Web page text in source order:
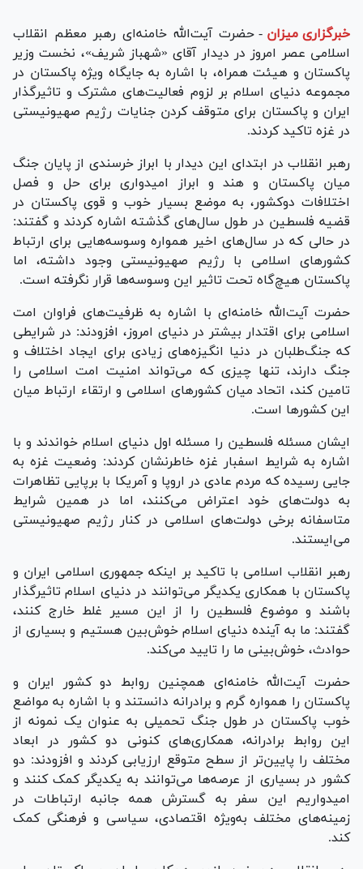
خبرگزاری میزان - حضرت آیت‌الله خامنه‌ای رهبر معظم انقلاب
اسلامی عصر امروز در دیدار آقای «شهباز شریف»، نخست وزیر
پاکستان و هیئت همراه، با اشاره به جایگاه ویژه پاکستان در
مجموعه دنیای اسلام بر لزوم فعالیت‌های مشترک و تاثیرگذار
ایران و پاکستان برای متوقف کردن جنایات رژیم صهیونیستی
در غزه تاکید کردند.
رهبر انقلاب در ابتدای این دیدار با ابراز خرسندی از پایان جنگ
میان پاکستان و هند و ابراز امیدواری برای حل و فصل
اختلافات دوکشور، به موضع بسیار خوب و قوی پاکستان در
قضیه فلسطین در طول سال‌های گذشته اشاره کردند و گفتند:
در حالی که در سال‌های اخیر همواره وسوسه‌هایی برای ارتباط
کشور‌های اسلامی با رژیم صهیونیستی وجود داشته، اما
پاکستان هیچ‌گاه تحت تاثیر این وسوسه‌ها قرار نگرفته است.
حضرت آیت‌الله خامنه‌ای با اشاره به ظرفیت‌های فراوان امت
اسلامی برای اقتدار بیشتر در دنیای امروز، افزودند: در شرایطی
که جنگ‌طلبان در دنیا انگیزه‌های زیادی برای ایجاد اختلاف و
جنگ دارند، تنها چیزی که می‌تواند امنیت امت اسلامی را
تامین کند، اتحاد میان کشور‌های اسلامی و ارتقاء ارتباط میان
این کشور‌ها است.
ایشان مسئله فلسطین را مسئله اول دنیای اسلام خواندند و با
اشاره به شرایط اسفبار غزه خاطرنشان کردند: وضعیت غزه به
جایی رسیده که مردم عادی در اروپا و آمریکا با برپایی تظاهرات
به دولت‌های خود اعتراض می‌کنند، اما در همین شرایط
متاسفانه برخی دولت‌های اسلامی در کنار رژیم صهیونیستی
می‌ایستند.
رهبر انقلاب اسلامی با تاکید بر اینکه جمهوری اسلامی ایران و
پاکستان با همکاری یکدیگر می‌توانند در دنیای اسلام تاثیرگذار
باشند و موضوع فلسطین را از این مسیر غلط خارج کنند،
گفتند: ما به آینده دنیای اسلام خوش‌بین هستیم و بسیاری از
حوادث، خوش‌بینی ما را تایید می‌کند.
حضرت آیت‌الله خامنه‌ای همچنین روابط دو کشور ایران و
پاکستان را همواره گرم و برادرانه دانستند و با اشاره به مواضع
خوب پاکستان در طول جنگ تحمیلی به عنوان یک نمونه از
این روابط برادرانه، همکاری‌های کنونی دو کشور در ابعاد
مختلف را پایین‌تر از سطح متوقع ارزیابی کردند و افزودند: دو
کشور در بسیاری از عرصه‌ها می‌توانند به یکدیگر کمک کنند و
امیدواریم این سفر به گسترش همه جانبه ارتباطات در
زمینه‌های مختلف به‌ویژه اقتصادی، سیاسی و فرهنگی کمک
کند.